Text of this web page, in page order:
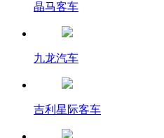
晶马客车
九龙汽车
吉利星际客车